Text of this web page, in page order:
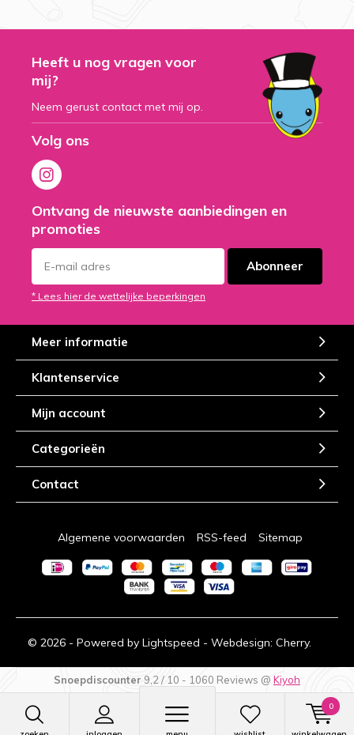
0
Heeft u nog vragen voor
mij?
Neem gerust contact met mij op.
Volg ons
Ontvang de nieuwste aanbiedingen en
promoties
Abonneer
* Lees hier de wettelijke beperkingen
Meer informatie
Klantenservice
Mijn account
Categorieën
Contact
© 2026 - Powered by Lightspeed - Webdesign: Cherry.
Algemene voorwaarden RSS-feed Sitemap
Snoepdiscounter 9,2 / 10 - 1060 Reviews @ Kiyoh